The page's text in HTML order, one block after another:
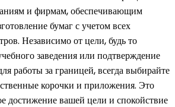
и фирмам, обеспечивающим
бумаг с учетом всех
Независимо от цели, будь то
заведения или подтверждение
работы за границей, всегда выбирайте
корочки и приложения. Это
достижение вашей цели и спокойствие